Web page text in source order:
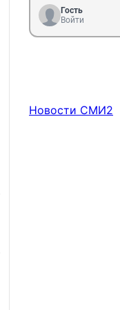
Гость
Войти
Новости СМИ2